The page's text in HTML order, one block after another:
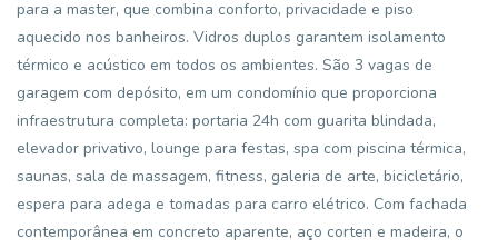
para a master, que combina conforto, privacidade e piso
aquecido nos banheiros. Vidros duplos garantem isolamento
térmico e acústico em todos os ambientes. São 3 vagas de
garagem com depósito, em um condomínio que proporciona
infraestrutura completa: portaria 24h com guarita blindada,
elevador privativo, lounge para festas, spa com piscina térmica,
saunas, sala de massagem, fitness, galeria de arte, bicicletário,
espera para adega e tomadas para carro elétrico. Com fachada
contemporânea em concreto aparente, aço corten e madeira, o